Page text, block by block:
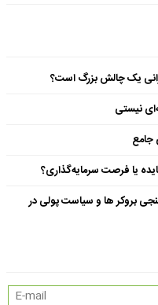
یک چالش بزرگ است؟
نیستی
جامع
یا فرصت سرمایه‌گذاری؟
بروکر ها و سیاست پولی در